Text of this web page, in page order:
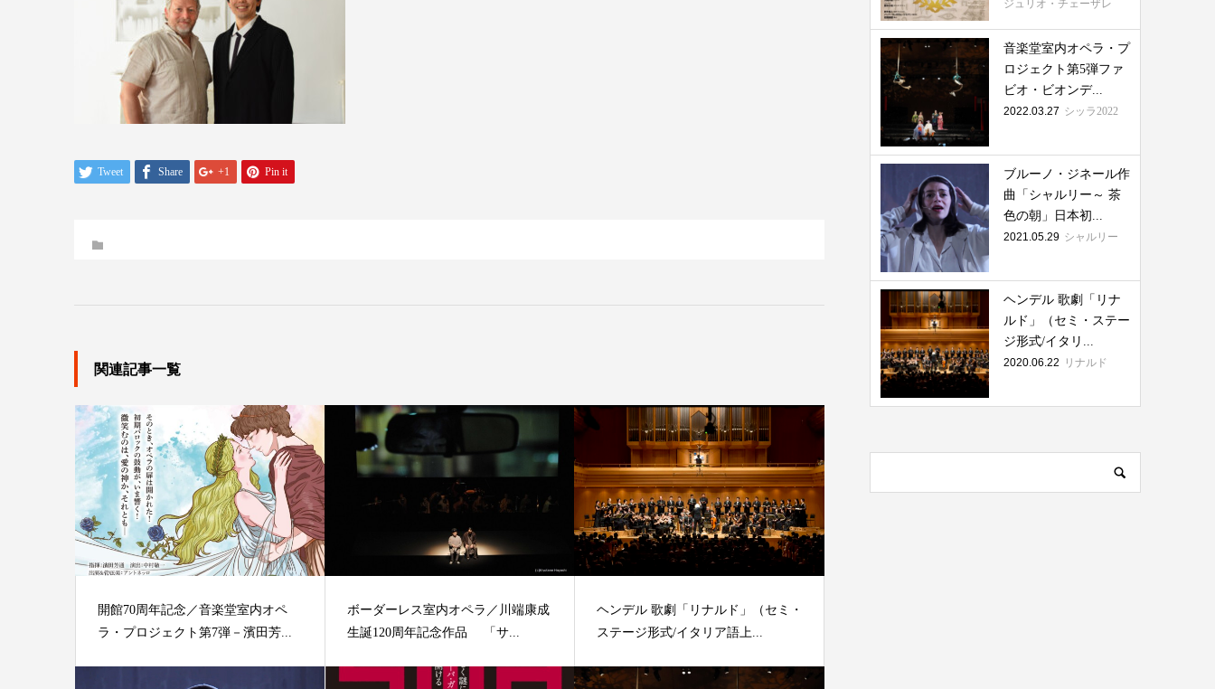
Tweet Share +1 Pin it
関連記事一覧
開館70周年記念／音楽堂室内オペ
ラ・プロジェクト第7弾－濱田芳...
ボーダーレス室内オペラ／川端康成
生誕120周年記念作品 「サ...
ヘンデル 歌劇「リナルド」（セミ・
ステージ形式/イタリア語上...
ジュリオ・チェーザレ
音楽堂室内オペラ・プ
ロジェクト第5弾ファ
ビオ・ビオンデ...
2022.03.27 シッラ2022
ブルーノ・ジネール作
曲「シャルリー～ 茶
色の朝」日本初...
2021.05.29 シャルリー
ヘンデル 歌劇「リナ
ルド」（セミ・ステー
ジ形式/イタリ...
2020.06.22 リナルド